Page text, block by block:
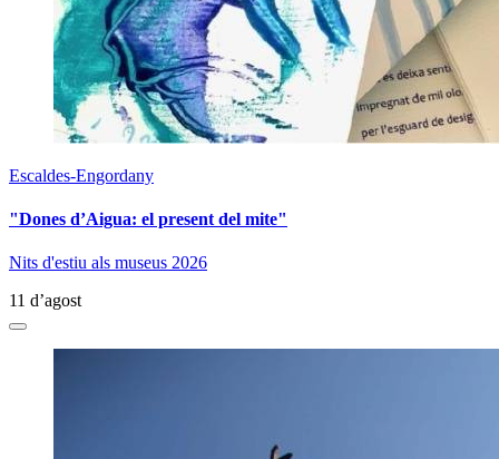
Escaldes-Engordany
"Dones d’Aigua: el present del mite"
Nits d'estiu als museus 2026
11 d’agost